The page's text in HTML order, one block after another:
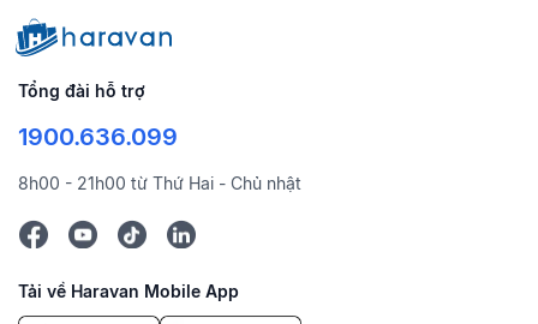
Tổng đài hỗ trợ
1900.636.099
8h00 - 21h00 từ Thứ Hai - Chủ nhật
Tải về Haravan Mobile App